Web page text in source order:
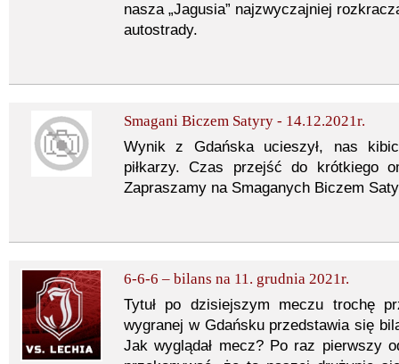
nasza „Jagusia” najzwyczajniej
autostrady.
Smagani Biczem Satyry - 14.12.2021r.
Wynik z Gdańska ucieszył, nas
piłkarzy. Czas przejść do krótkiego
Zapraszamy na Smaganych Biczem
6-6-6 – bilans na 11. grudnia 2021r.
Tytuł po dzisiejszym meczu trochę
wygranej w Gdańsku przedstawia się
Jak wyglądał mecz? Po raz pierwszy